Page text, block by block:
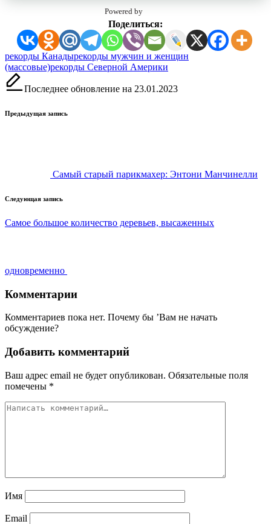
Powered by
Поделиться:
Метки:
рекорды Канадырекорды мужчин и женщин
(массовые)рекорды Северной Америки
Последнее обновление на 23.01.2023
Навигация
Предыдущая запись
Самый старый парикмахер: Энтони Манчинелли
Следующая запись
Самое большое количество деревьев, высаженных
одновременно
Комментарии
Комментариев пока нет. Почему бы ’Вам не начать
обсуждение?
Добавить комментарий
Ваш адрес email не будет опубликован. Обязательные поля
помечены *
Имя
Email